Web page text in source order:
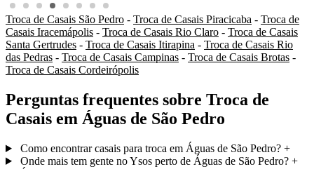
Troca de Casais São Pedro - Troca de Casais Piracicaba - Troca de
Casais Iracemápolis - Troca de Casais Rio Claro - Troca de Casais
Santa Gertrudes - Troca de Casais Itirapina - Troca de Casais Rio
das Pedras - Troca de Casais Campinas - Troca de Casais Brotas -
Troca de Casais Cordeirópolis
Perguntas frequentes sobre Troca de
Casais em Águas de São Pedro
Como encontrar casais para troca em Águas de São Pedro? +
Onde mais tem gente no Ysos perto de Águas de São Pedro? +